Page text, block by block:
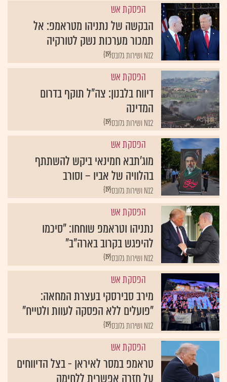
הפסקת אש
הבקשה של נתניהו מטראמפ: אל
תמכור מערכות נשק לטורקיה
{19} N12 ושירות גלובס
הפסקת אש
דיווח בלבנון: צה"ל תוקף בדרום
המדינה
{19} N12 ושירות גלובס
הפסקת אש
מוג'תבא חמינאי ביקש להשתתף
בהלוויה של אביו – וסורב
{19} N12 ושירות גלובס
הפסקת אש
נתניהו וטראמפ שוחחו: "סיכמו
להיפגש בקרוב בארה"ב"
{19} N12 ושירות גלובס
הפסקת אש
מירב סבירסקי בעצרת המחאה:
"פועלים ללא הפסקה לעוות ולטייח"
{19} N12 ושירות גלובס
הפסקת אש
טראמפ במסר לאיראן - בצל הדיווחים
על חזרה אפשרית ללחימה